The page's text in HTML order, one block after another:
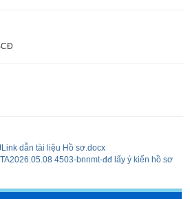
dẫn tài liệu Hồ sơ.docx
4503-bnnmt-đđ lấy ý kiến hồ sơ